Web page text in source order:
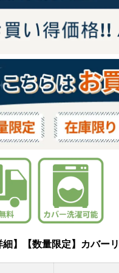
細】【数量限定】カバー